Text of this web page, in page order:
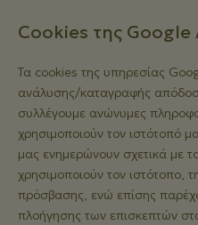
Cookies της
Τα cookies της υπηρεσίας
ανάλυσης/καταγραφής
συλλέγουμε ανώνυμες
χρησιμοποιούν τον ιστότοπό
μας ενημερώνουν σχετικά με
χρησιμοποιούν τον ιστότοπο,
πρόσβασης, ενώ επίσης
πλοήγησης των επισκεπτών